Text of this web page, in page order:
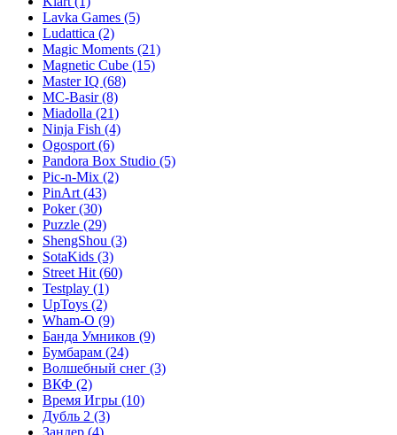
Lavka Games (5)
Ludattica (2)
Magic Moments (21)
Magnetic Cube (15)
Master IQ (68)
MC-Basir(8)
Miadolla (21)
Ninja Fish (4)
Ogosport (6)
Pandora Box Studio (5)
Pic-n-Mix (2)
PinArt (43)
Poker(30)
Puzzle (29)
ShengShou (3)
SotaKids (3)
Street Hit (60)
Testplay (1)
UpToys (2)
Wham-O (9)
Банда Умников (9)
Бумбарам (24)
Волшебный снег (3)
ВКФ (2)
Время Игры (10)
Дубль 2 (3)
Зандер (4)